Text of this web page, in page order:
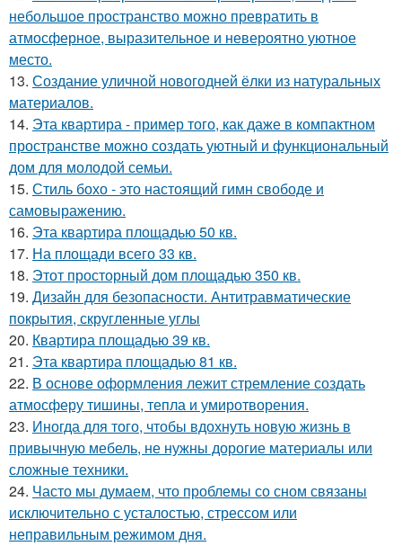
небольшое пространство можно превратить в
атмосферное, выразительное и невероятно уютное
место.
13. Создание уличной новогодней ёлки из натуральных
материалов.
14. Эта квартира - пример того, как даже в компактном
пространстве можно создать уютный и функциональный
дом для молодой семьи.
15. Стиль бохо - это настоящий гимн свободе и
самовыражению.
16. Эта квартира площадью 50 кв.
17. На площади всего 33 кв.
18. Этот просторный дом площадью 350 кв.
19. Дизайн для безопасности. Антитравматические
покрытия, скругленные углы
20. Квартира площадью 39 кв.
21. Эта квартира площадью 81 кв.
22. В основе оформления лежит стремление создать
атмосферу тишины, тепла и умиротворения.
23. Иногда для того, чтобы вдохнуть новую жизнь в
привычную мебель, не нужны дорогие материалы или
сложные техники.
24. Часто мы думаем, что проблемы со сном связаны
исключительно с усталостью, стрессом или
неправильным режимом дня.